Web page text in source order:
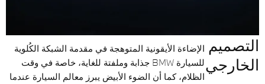
التصميم
الخارجي
الإضاءة الأيقونية المتوهجة في مقدمة الشبكة الكُلوية
للسيارة BMW جذابة وملفتة للغاية، خاصة في وقت
الظلام، كما أن الضوء الأبيض يبرز معالم السيارة عندما